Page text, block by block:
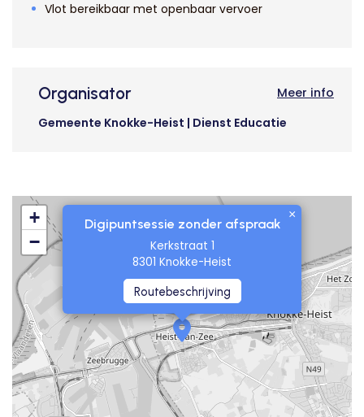
Vlot bereikbaar met openbaar vervoer
Organisator
Gemeente Knokke-Heist | Dienst Educatie
Meer info
Digipuntsessie zonder afspraak
Kerkstraat 1
8301 Knokke-Heist
Routebeschrijving
×
+
−